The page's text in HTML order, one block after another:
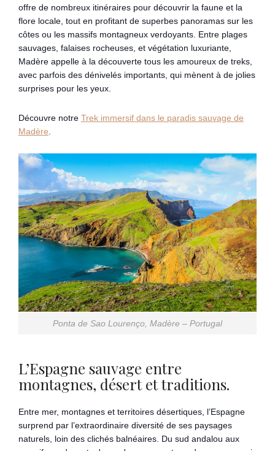
offre de nombreux itinéraires pour découvrir la faune et la
flore locale, tout en profitant de superbes panoramas sur les
côtes ou les massifs montagneux verdoyants. Entre plages
sauvages, falaises rocheuses, et végétation luxuriante,
Madère appelle à la découverte tous les amoureux de treks,
avec parfois des dénivelés importants, qui mènent à de jolies
surprises pour les yeux.
Découvre notre Trek immersif dans le paradis sauvage de
Madère
Ponta de Sao Lourenço, Madère – Portugal
L’Espagne sauvage entre
montagnes, désert et traditions.
Entre mer, montagnes et territoires désertiques, l’Espagne
surprend par l’extraordinaire diversité de ses paysages
naturels, loin des clichés balnéaires. Du sud andalou aux